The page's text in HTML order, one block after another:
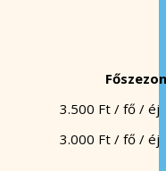
Főszezon
3.500 Ft / fő / éj
3.000 Ft / fő / éj